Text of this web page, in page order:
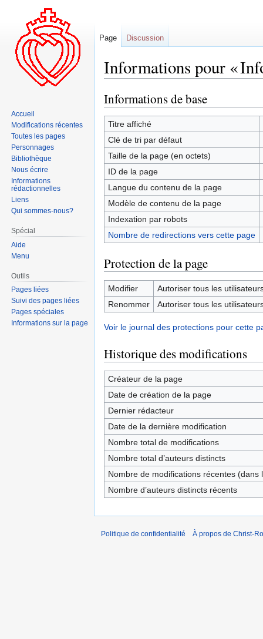
Informations pour «
Aller
à
la
navigation
Aller
à
la
recherche
Informations de base
Titre affiché
Clé de tri par défaut
Taille de la page (en octets)
ID de la page
Langue du contenu de la page
Modèle de contenu de la page
Indexation par robots
Nombre de redirections vers cette page
Protection de la page
Modifier
Autoriser tous les
Renommer
Autoriser tous les
Voir le journal des protections pour cette
Historique des modifications
Créateur de la page
Date de création de la page
Dernier rédacteur
Date de la dernière modification
Nombre total de modifications
Nombre total d’auteurs distincts
Nombre de modifications récentes (dans
Nombre d’auteurs distincts récents
Page Discussion
Accueil
Modifications récentes
Toutes les pages
Personnages
Bibliothèque
Nous écrire
Informations
rédactionnelles
Liens
Qui sommes-nous?
Spécial
Aide
Menu
Outils
Pages liées
Suivi des pages liées
Pages spéciales
Informations sur la page
Politique de confidentialité À propos de Christ-